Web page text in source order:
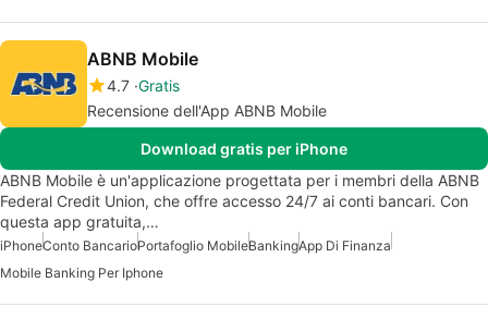
ABNB Mobile
4.7 Gratis
Recensione dell'App ABNB Mobile
Download gratis per iPhone
ABNB Mobile è un'applicazione progettata per i membri della ABNB
Federal Credit Union, che offre accesso 24/7 ai conti bancari. Con
questa app gratuita,…
iPhoneConto BancarioPortafoglio MobileBankingApp Di Finanza
Mobile Banking Per Iphone